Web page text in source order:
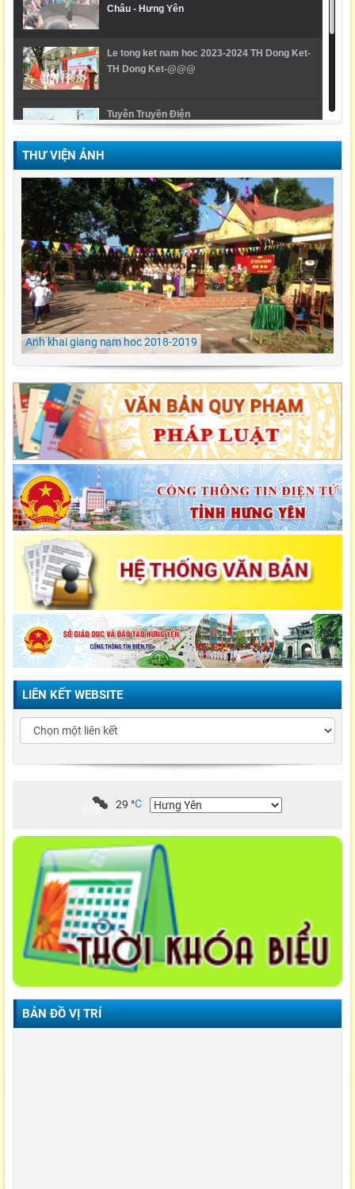
Châu - Hưng Yên
Le tong ket nam hoc 2023-2024 TH Dong Ket-
TH Dong Ket-@@@
Tuyên Truyền Điện
Video Lễ trao giải cuộc thi Violympic Quốc gia
Ngày hội ẩm thực/ TH Đông kết/ Khoái Châu/
Hưng Yên
LỄ KHAI GIẢNG NĂM HỌC 2021-2022 Tiểu
Học Đông Kết
THƯ VIỆN ẢNH
Anh khai giang nam hoc 2018-2019
LIÊN KẾT WEBSITE
29 °C
BẢN ĐỒ VỊ TRÍ